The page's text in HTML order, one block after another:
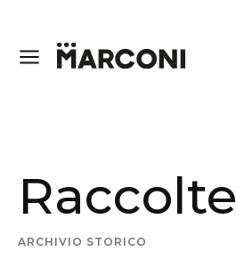
Raccolte
ARCHIVIO STORICO